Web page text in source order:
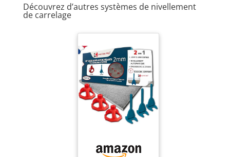
Découvrez d’autres systèmes de nivellement
de carrelage